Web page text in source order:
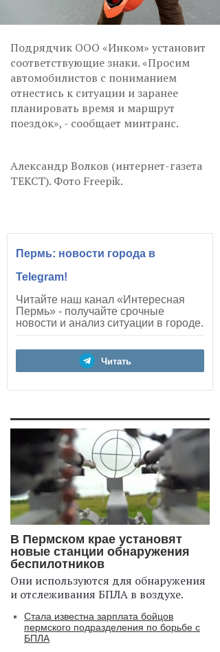
Подрядчик ООО «Инком» установит
соответствующие знаки. «Просим
автомобилистов с пониманием
отнестись к ситуации и заранее
планировать время и маршрут
поездок», - сообщает минтранс.
Александр Волков (интернет-газета
ТЕКСТ). Фото Freepik.
Пермь: новости города в
Telegram!
Читайте наш канал «Интересная
Пермь» - получайте срочные
новости и анализ ситуации в городе.
Читать
В Пермском крае установят
новые станции обнаружения
беспилотников
Они используются для обнаружения
и отслеживания БПЛА в воздухе.
Стала известна зарплата бойцов
пермского подразделения по борьбе с
БПЛА